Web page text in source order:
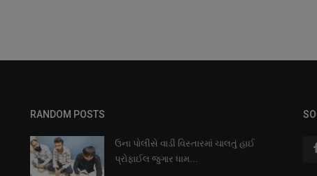
RANDOM POSTS
ઉના પોલીસે વાડી વિસ્તારમાં ચાલતું હાઈ
પ્રોફાઈલ જુગાર ધામ...